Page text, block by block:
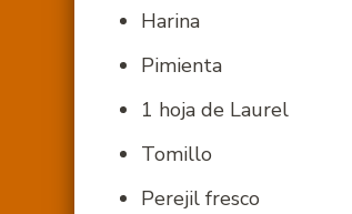
Harina
Pimienta
1 hoja de Laurel
Tomillo
Perejil fresco